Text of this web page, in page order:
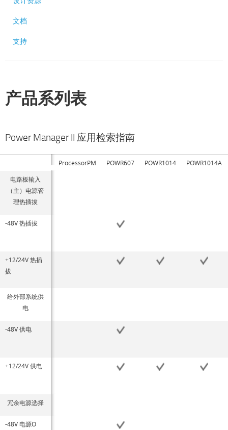
文档
支持
产品系列表
Power Manager II 应用检索指南
ProcessorPM POWR607 POWR1014
POWR1014A
电路板输入
（主）电源管
理热插拔
-48V 热插拔
+12/24V 热插
拔
给外部系统供
电
-48V 供电
+12/24V 供电
冗余电源选择
-48V 电源O